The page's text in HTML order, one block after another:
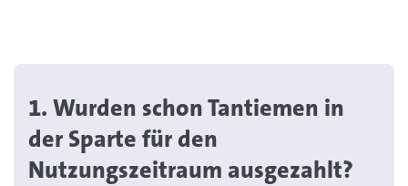
1. Wurden schon Tantiemen in
der Sparte für den
Nutzungszeitraum ausgezahlt?